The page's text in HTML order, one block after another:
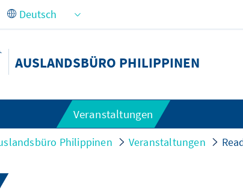
AUSLANDSBÜRO PHILIPPINEN
Veranstaltungen
Philippinen Veranstaltungen